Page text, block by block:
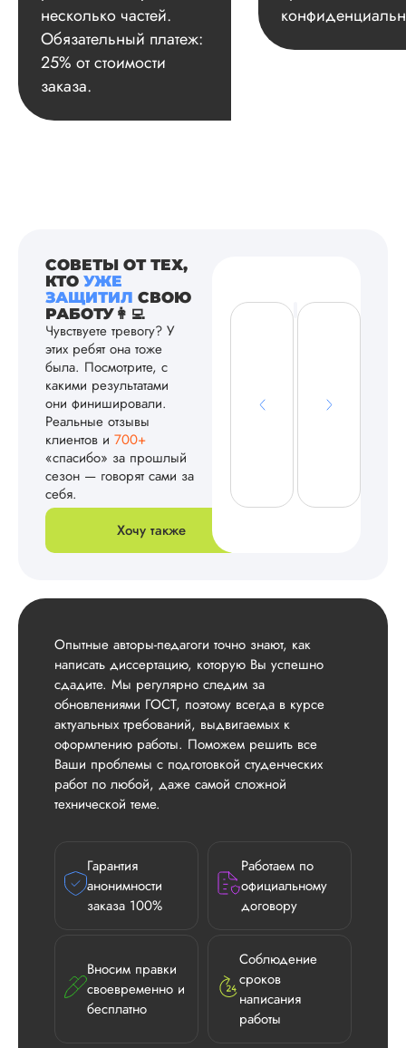
несколько частей.
Обязательный платеж:
25% от стоимости
заказа.
СОВЕТЫ ОТ ТЕХ,
КТО УЖЕ
ЗАЩИТИЛ СВОЮ
РАБОТУ👩‍💻
Чувствуете тревогу? У
этих ребят она тоже
была. Посмотрите, с
какими результатами
они финишировали.
Реальные отзывы
клиентов и 700+
«спасибо» за прошлый
сезон — говорят сами за
себя.
Хочу также
Опытные авторы-педагоги точно знают, как
написать диссертацию, которую Вы успешно
сдадите. Мы регулярно следим за
обновлениями ГОСТ, поэтому всегда в курсе
актуальных требований, выдвигаемых к
оформлению работы. Поможем решить все
Ваши проблемы с подготовкой студенческих
работ по любой, даже самой сложной
технической теме.
Гарантия
анонимности
заказа 100%
Работаем по
официальному
договору
Вносим правки
своевременно и
бесплатно
Соблюдение
сроков
написания
работы